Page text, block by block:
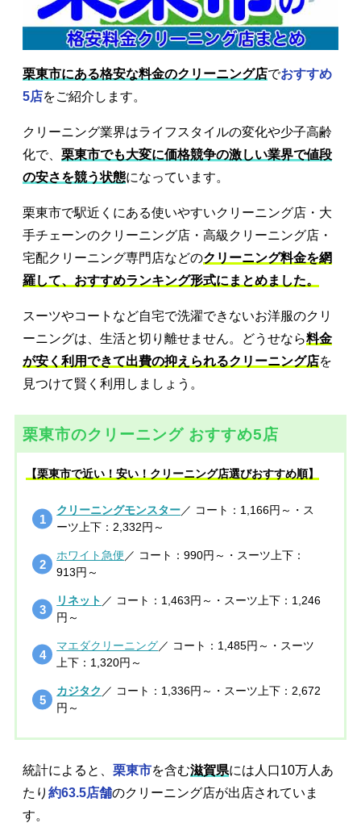
栗東市にある格安な料金のクリーニング店でおすすめ
5店をご紹介します。
クリーニング業界はライフスタイルの変化や少子高齢
化で、 栗東市でも大変に価格競争の激しい業界で値段
の安さを競う状態になっています。
栗東市で駅近くにある使いやすいクリーニング店・大
手チェーンのクリーニング店・高級クリーニング店・
宅配クリーニング専門店などのクリーニング料金を網
羅して、おすすめランキング形式にまとめました。
スーツやコートなど自宅で洗濯できないお洋服のクリ
ーニングは、生活と切り離せません。どうせなら料金
が安く利用できて出費の抑えられるクリーニング店を
見つけて賢く利用しましょう。
栗東市のクリーニング おすすめ5店
【栗東市で近い！安い！クリーニング店選びおすすめ順】
クリーニングモンスター／ コート：1,166円～・ス
ーツ上下：2,332円～
ホワイト急便 ／ コート：990円～・スーツ上下：
913円～
リネット ／ コート：1,463円～・スーツ上下：1,246
円～
マエダクリーニング／ コート：1,485円～・スーツ
上下：1,320円～
カジタク ／ コート：1,336円～・スーツ上下：2,672
円～
統計によると、 栗東市を含む滋賀県には人口10万人あ
たり 約63.5店舗のクリーニング店が出店されていま
す。